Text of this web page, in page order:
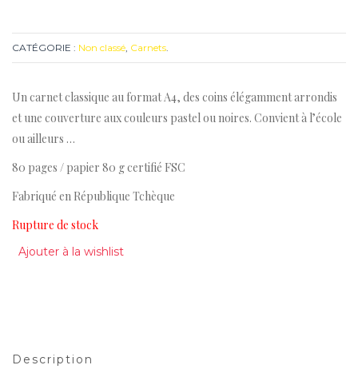
CATÉGORIE : Non classé, Carnets.
Un carnet classique au format A4, des coins élégamment arrondis
et une couverture aux couleurs pastel ou noires. Convient à l’école
ou ailleurs …
80 pages / papier 80 g certifié FSC
Fabriqué en République Tchèque
Rupture de stock
Ajouter à la wishlist
Description